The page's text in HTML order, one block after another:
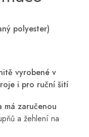
polyester)
vyrobené v
i pro ruční šití
má zaručenou
a žehlení na